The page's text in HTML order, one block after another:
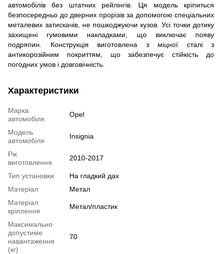
автомобілів без штатних рейлінгів. Ця модель кріпиться
безпосередньо до дверних прорізів за допомогою спеціальних
металевих затискачів, не пошкоджуючи кузов. Усі точки дотику
захищені гумовими накладками, що виключає появу
подряпин. Конструкція виготовлена з міцної сталі з
антикорозійним покриттям, що забезпечує стійкість до
погодних умов і довговічність.
Характеристики
Марка
автомобіля
Opel
Модель
автомобіля
Insignia
Рік
виготовлення
2010-2017
Тип установки
На гладкий дах
Матеріал
Метал
Матеріал
кріплення
Метал/пластик
Максимально
допустиме
навантаження
(кг)
70